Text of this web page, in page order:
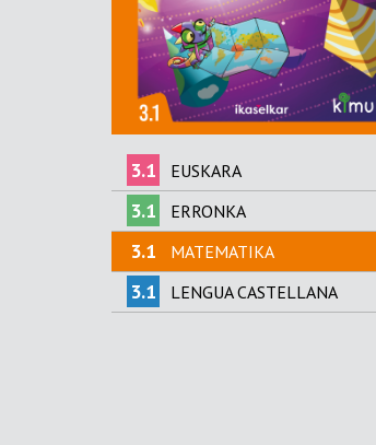
3.1 EUSKARA
3.1 ERRONKA
3.1 MATEMATIKA
3.1 LENGUA CASTELLANA